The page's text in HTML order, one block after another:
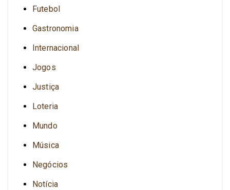
Futebol
Gastronomia
Internacional
Jogos
Justiça
Loteria
Mundo
Música
Negócios
Notícia